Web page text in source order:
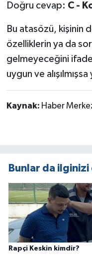
Doğru cevap: C -
Bu atasözü, kişinin
özelliklerin ya da
gelmeyeceğini
uygun ve
Kaynak: Haber
Bunlar da
Rapçi Keskin kimdir?